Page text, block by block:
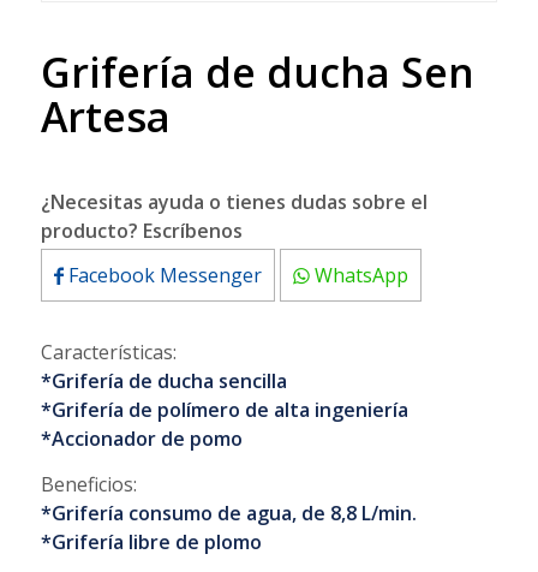
Grifería de ducha Sen
Artesa
¿Necesitas ayuda o tienes dudas sobre el
producto? Escríbenos
Facebook Messenger
WhatsApp
Características:
*Grifería de ducha sencilla
*Grifería de polímero de alta ingeniería
*Accionador de pomo
Beneficios:
*Grifería consumo de agua, de 8,8 L/min.
*Grifería libre de plomo